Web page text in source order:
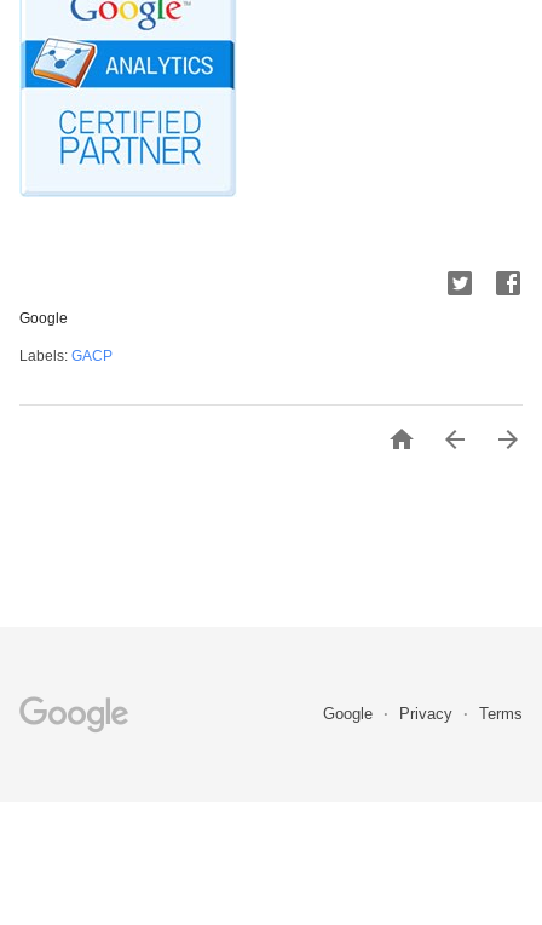
Google
Labels: GACP
  
Google Privacy Terms